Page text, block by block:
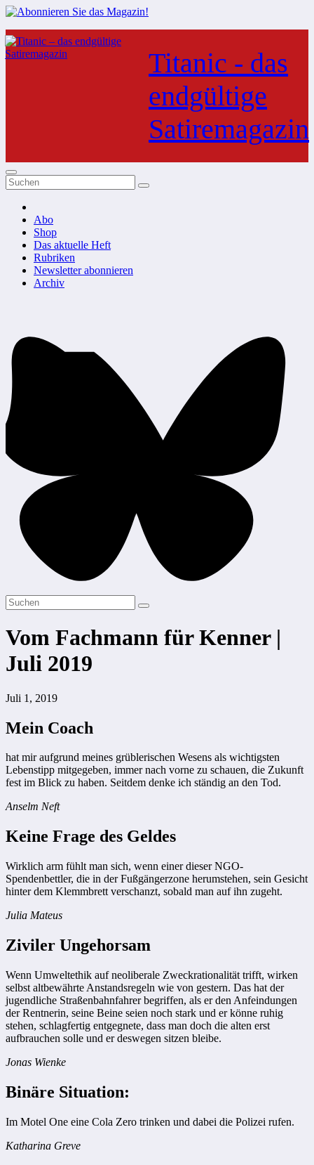
Zum
Inhalt
springen
Titanic - das
endgültige
Satiremagazin
Abo
Shop
Das aktuelle Heft
Rubriken
Newsletter abonnieren
Archiv
Vom Fachmann für Kenner |
Juli 2019
Juli 1, 2019
Mein Coach
hat mir aufgrund meines grüblerischen Wesens als wichtigsten
Lebenstipp mitgegeben, immer nach vorne zu schauen, die Zukunft
fest im Blick zu haben. Seitdem denke ich ständig an den Tod.
Anselm Neft
Keine Frage des Geldes
Wirklich arm fühlt man sich, wenn einer dieser NGO-
Spendenbettler, die in der Fußgängerzone herumstehen, sein Gesicht
hinter dem Klemmbrett verschanzt, sobald man auf ihn zugeht.
Julia Mateus
Ziviler Ungehorsam
Wenn Umweltethik auf neoliberale Zweckrationalität trifft, wirken
selbst altbewährte Anstandsregeln wie von gestern. Das hat der
jugendliche Straßenbahnfahrer begriffen, als er den Anfeindungen
der Rentnerin, seine Beine seien noch stark und er könne ruhig
stehen, schlagfertig entgegnete, dass man doch die alten erst
aufbrauchen solle und er deswegen sitzen bleibe.
Jonas Wienke
Binäre Situation:
Im Motel One eine Cola Zero trinken und dabei die Polizei rufen.
Katharina Greve